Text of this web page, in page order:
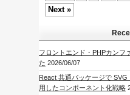
Next »
フロントエンド・PHPカンフ
た 2026/06/07
React 共通パッケージで
用したコンポーネント化戦略